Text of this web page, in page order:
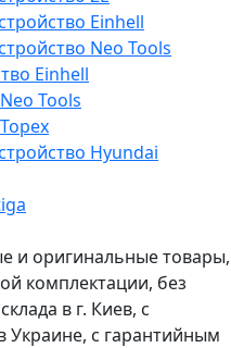
Einhell
Neo Tools
Einhell
Tools
Hyundai
и оригинальные товары,
комплектации, без
в г. Киев, с
Украине, с гарантийным